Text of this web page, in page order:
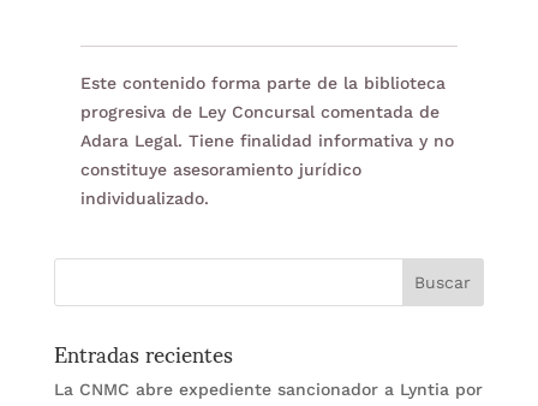
Este contenido forma parte de la biblioteca
progresiva de Ley Concursal comentada de
Adara Legal. Tiene finalidad informativa y no
constituye asesoramiento jurídico
individualizado.
Entradas recientes
La CNMC abre expediente sancionador a Lyntia por